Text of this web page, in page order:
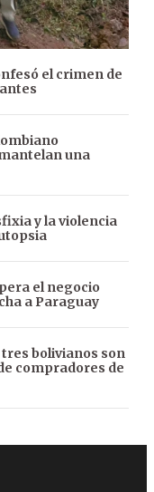
el crimen de
una
y la violencia
el negocio
a Paraguay
bolivianos son
compradores de